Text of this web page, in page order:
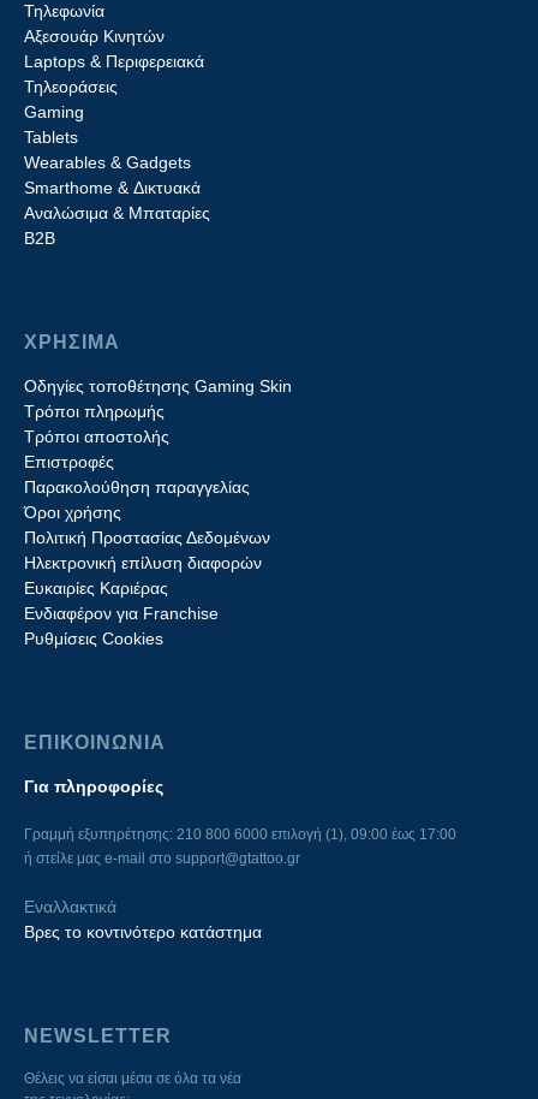
Τηλεφωνία
Αξεσουάρ Κινητών
Laptops & Περιφερειακά
Τηλεοράσεις
Gaming
Tablets
Wearables & Gadgets
Smarthome & Δικτυακά
Aναλώσιμα & Μπαταρίες
Β2B
ΧΡΗΣΙΜΑ
Οδηγίες τοποθέτησης Gaming Skin
Τρόποι πληρωμής
Τρόποι αποστολής
Επιστροφές
Παρακολούθηση παραγγελίας
Όροι χρήσης
Πολιτική Προστασίας Δεδομένων
Ηλεκτρονική επίλυση διαφορών
Ευκαιρίες Καριέρας
Ενδιαφέρον για Franchise
Ρυθμίσεις Cookies
ΕΠΙΚΟΙΝΩΝΙΑ
Για πληροφορίες
Γραμμή εξυπηρέτησης: 210 800 6000 επιλογή (1), 09:00 έως 17:00
ή στείλε μας e-mail στο support@gtattoo.gr
Εναλλακτικά
Βρες το κοντινότερο κατάστημα
NEWSLETTER
Θέλεις να είσαι μέσα σε όλα τα νέα